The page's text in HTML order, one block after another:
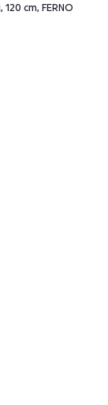
cm, FERNO